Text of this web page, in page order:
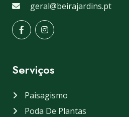
geral@beirajardins.pt
Serviços
Paisagismo
Poda De Plantas